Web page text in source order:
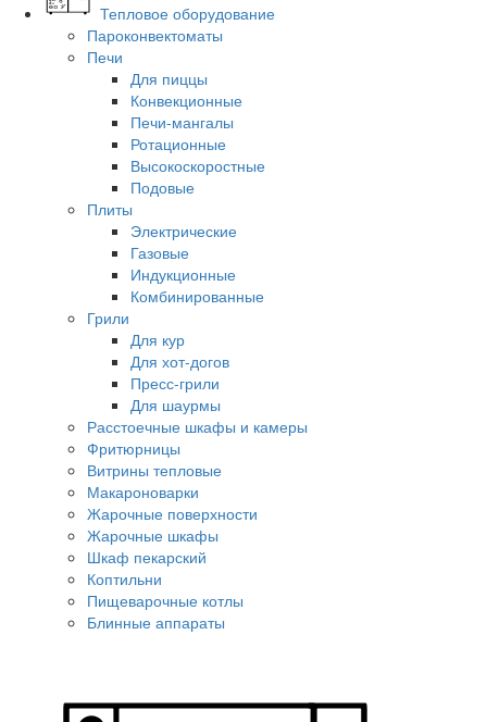
Тепловое оборудование
Пароконвектоматы
Печи
Для пиццы
Конвекционные
Печи-мангалы
Ротационные
Высокоскоростные
Подовые
Плиты
Электрические
Газовые
Индукционные
Комбинированные
Грили
Для кур
Для хот-догов
Пресс-грили
Для шаурмы
Расстоечные шкафы и камеры
Фритюрницы
Витрины тепловые
Макароноварки
Жарочные поверхности
Жарочные шкафы
Шкаф пекарский
Коптильни
Пищеварочные котлы
Блинные аппараты